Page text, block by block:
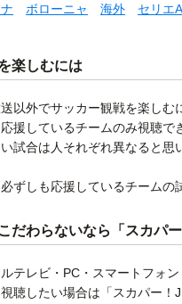
ボローニャ 海外 セリエA
楽しむには
以外でサッカー観戦を楽しむ
援しているチームのみ視聴
試合は人それぞれ異なると
ずしも応援しているチームの
だわらないなら「スカパ
テレビ・PC・スマートフォ
聴したい場合は「スカパー！